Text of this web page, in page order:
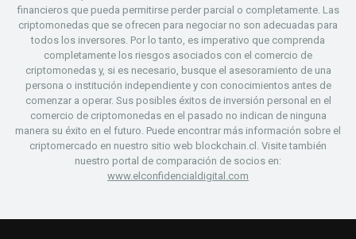
financieros que pueda permitirse perder parcial o completamente. Las
criptomonedas que se ofrecen para negociar no son adecuadas para
todos los inversores. Por lo tanto, es imperativo que comprenda
completamente los riesgos asociados con el comercio de
criptomonedas y, si es necesario, busque el asesoramiento de una
persona o institución independiente y con conocimientos antes de
comenzar a operar. Sus posibles éxitos de inversión personal en el
comercio de criptomonedas en el pasado no indican de ninguna
manera su éxito en el futuro. Puede encontrar más información sobre el
criptomercado en nuestro sitio web blockchain.cl. Visite también
nuestro portal de comparación de socios en:
www.elconfidencialdigital.com